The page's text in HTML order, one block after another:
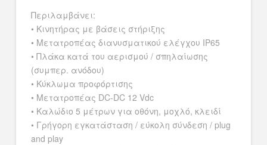
Περιλαμβάνει:
• Κινητήρας με βάσεις στήριξης
• Μετατροπέας διανυσματικού ελέγχου IP65
• Πλάκα κατά του αερισμού / σπηλαίωσης
(συμπερ. ανόδου)
• Κύκλωμα προφόρτισης
• Μετατροπέας DC-DC 12 Vdc
• Καλώδιο 5 μέτρων για οθόνη, μοχλό, κλειδί
• Γρήγορη εγκατάσταση / εύκολη σύνδεση / plug
and play